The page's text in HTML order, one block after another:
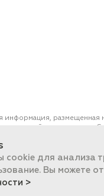
информация, размещенная
положениями
2011-2026
cookie для анализа
Вы можете
>